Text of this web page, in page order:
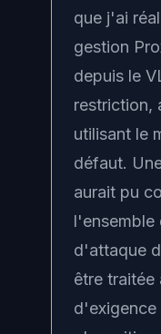
que j'ai
gestion
depuis le
restriction,
utilisant le
défaut.
aurait pu
l'ensemble
d'attaque
être traitée
d'exigence